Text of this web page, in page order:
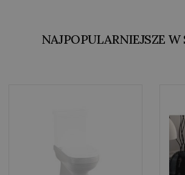
NAJPOPULARNIEJSZE W